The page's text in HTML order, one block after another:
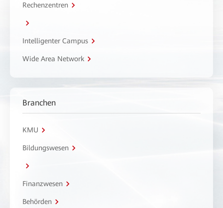
Rechenzentren
Intelligenter Campus
Wide Area Network
Branchen
KMU
Bildungswesen
Finanzwesen
Behörden